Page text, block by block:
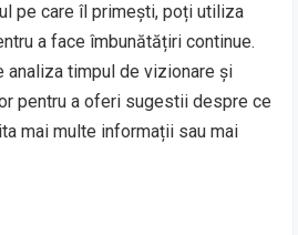
pe care îl primești, poți utiliza
a face îmbunătățiri continue.
analiza timpul de vizionare și
pentru a oferi sugestii despre ce
mai multe informații sau mai